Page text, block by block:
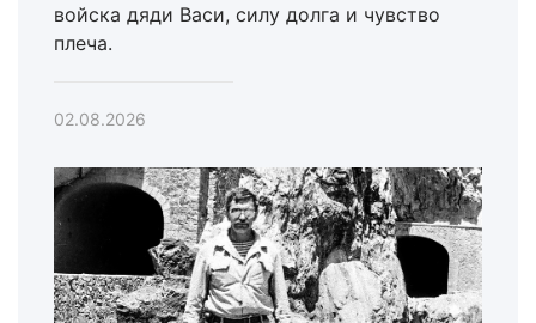
войска дяди Васи, силу долга и чувство
плеча.
02.08.2026